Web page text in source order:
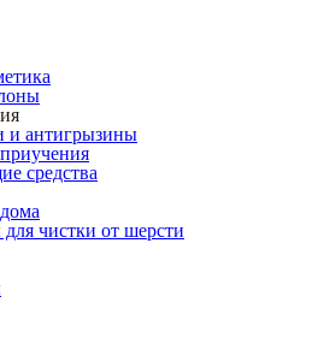
и антигрызины
средства
чистки от шерсти